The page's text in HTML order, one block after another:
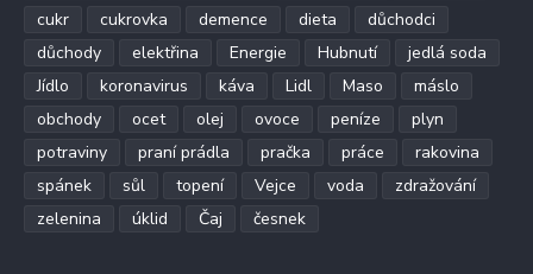
cukr
cukrovka demence dieta
důchodci
důchody
elektřina Energie Hubnutí
jedlá soda
Jídlo
koronavirus káva Lidl Maso
máslo
obchody
ocet olej ovoce peníze
plyn
potraviny
praní prádla pračka práce
rakovina
spánek
sůl topení Vejce voda
zdražování
zelenina
úklid Čaj česnek